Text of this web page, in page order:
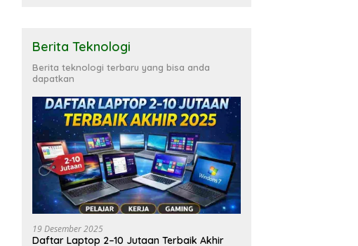
Berita Teknologi
Berita teknologi terbaru yang bisa anda
dapatkan
19 Desember 2025
Daftar Laptop 2–10 Jutaan Terbaik Akhir